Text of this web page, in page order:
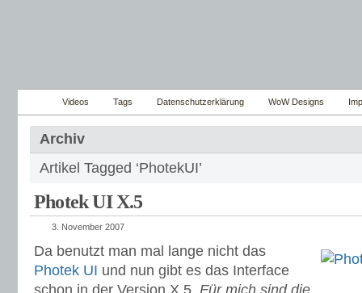
Videos Tags Datenschutzerklärung WoW Designs
Archiv
Artikel Tagged ‘PhotekUI’
Photek UI X.5
3. November 2007
Da benutzt man mal lange nicht das
Photek UI und nun gibt es das Interface
schon in der Version X.5. Für mich sind die